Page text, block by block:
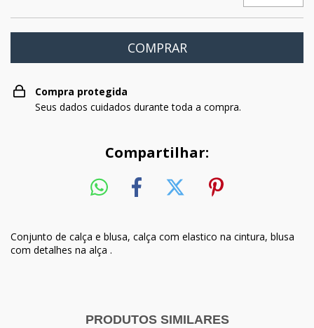
Compra protegida
Seus dados cuidados durante toda a compra.
Compartilhar:
Conjunto de calça e blusa, calça com elastico na cintura, blusa
com detalhes na alça .
PRODUTOS SIMILARES